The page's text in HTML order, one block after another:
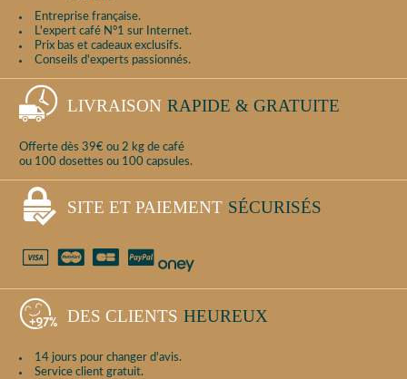
Entreprise française.
L'expert café N°1 sur Internet.
Prix bas et cadeaux exclusifs.
Conseils d'experts passionnés.
LIVRAISON RAPIDE & GRATUITE
Offerte dès 39€ ou 2 kg de café
ou 100 dosettes ou 100 capsules.
SITE ET PAIEMENT SÉCURISÉS
DES CLIENTS HEUREUX
14 jours pour changer d'avis.
Service client gratuit.